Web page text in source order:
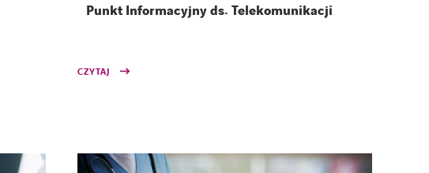
Punkt Informacyjny ds. Telekomunikacji
CZYTAJ